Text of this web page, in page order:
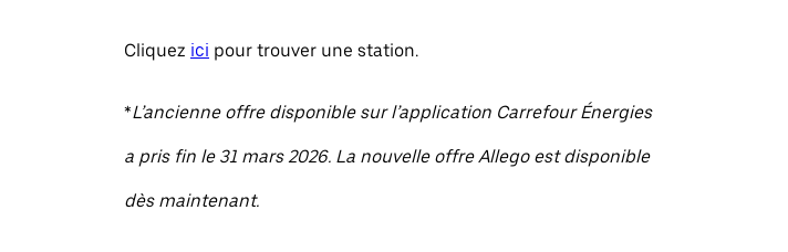
Cliquez ici pour trouver une station.
*L’ancienne offre disponible sur l’application Carrefour Énergies
a pris fin le 31 mars 2026. La nouvelle offre Allego est disponible
dès maintenant.